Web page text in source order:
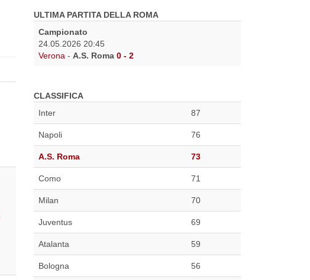
ULTIMA PARTITA DELLA ROMA
Campionato
24.05.2026 20:45
Verona - A.S. Roma 0 - 2
CLASSIFICA
Inter
87
Napoli 76
A.S. Roma 73
Como 71
Milan 70
Juventus 69
Atalanta 59
Bologna 56